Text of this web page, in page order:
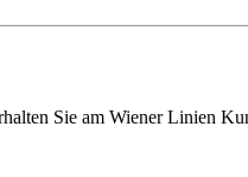
Sie am Wiener Linien